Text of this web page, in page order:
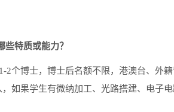
特质或能力？
1-2个博士，博士后名额不限，港澳台、外
如果学生有微纳加工、光路搭建、电子电